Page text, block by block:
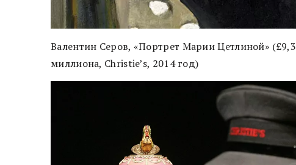
Валентин Серов, «Портрет Марии Цетлиной» (£9,3
миллиона, Christie’s, 2014 год)